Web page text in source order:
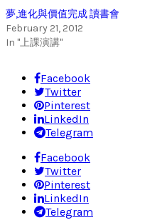
夢,進化與價值完成 讀書會
February 21, 2012
In "上課演講"
Facebook
Twitter
Pinterest
LinkedIn
Telegram
Facebook
Twitter
Pinterest
LinkedIn
Telegram